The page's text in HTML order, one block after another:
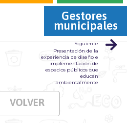
Gestores
municipales
Siguiente
Presentación de la
experiencia de diseño e
implementación de
espacios públicos que
educan
ambientalmente
VOLVER